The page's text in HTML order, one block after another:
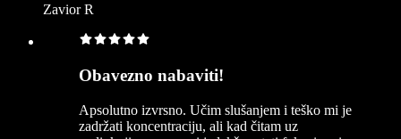
Zavior R
Obavezno nabaviti!
Apsolutno izvrsno. Učim slušanjem i teško mi je
zadržati koncentraciju, ali kad čitam uz